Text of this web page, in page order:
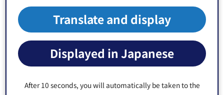
Translate and display
Displayed in Japanese
After 10 seconds, you will automatically be taken to the
インターネット中継
会議録の閲覧と検索
可決した意見書・決議